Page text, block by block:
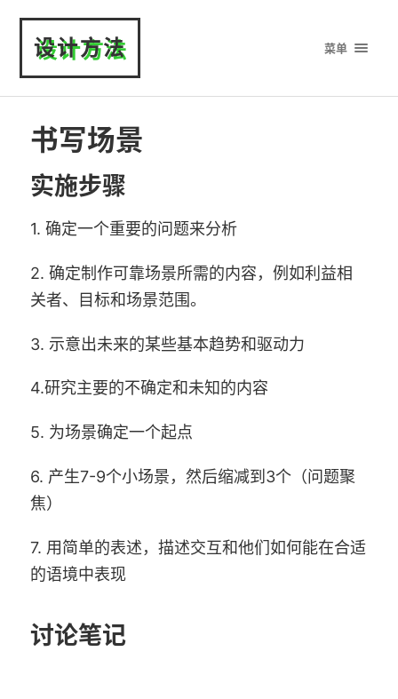
设计方法 菜单
书写场景
实施步骤
1. 确定一个重要的问题来分析
2. 确定制作可靠场景所需的内容，例如利益相
关者、目标和场景范围。
3. 示意出未来的某些基本趋势和驱动力
4.研究主要的不确定和未知的内容
5. 为场景确定一个起点
6. 产生7-9个小场景，然后缩减到3个（问题聚
焦）
7. 用简单的表述，描述交互和他们如何能在合适
的语境中表现
讨论笔记